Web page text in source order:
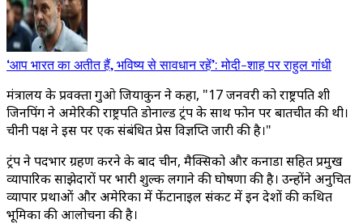
‘आप भारत का अतीत हैं, भविष्य से सावधान रहें’: मोदी-शाह पर राहुल गांधी
मंत्रालय के प्रवक्ता गुओ जियाकुन ने कहा, "17 जनवरी को राष्ट्रपति शी
जिनपिंग ने अमेरिकी राष्ट्रपति डोनाल्ड ट्रंप के साथ फोन पर बातचीत की थी।
चीनी पक्ष ने इस पर एक संबंधित प्रेस विज्ञप्ति जारी की है।"
ट्रंप ने पदभार ग्रहण करने के बाद चीन, मैक्सिको और कनाडा सहित प्रमुख
व्यापारिक साझेदारों पर भारी शुल्क लगाने की घोषणा की है। उन्होंने अनुचित
व्यापार प्रथाओं और अमेरिका में फेंटानाइल संकट में इन देशों की कथित
भूमिका की आलोचना की है।